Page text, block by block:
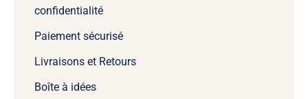
confidentialité
Paiement sécurisé
Livraisons et Retours
Boîte à idées